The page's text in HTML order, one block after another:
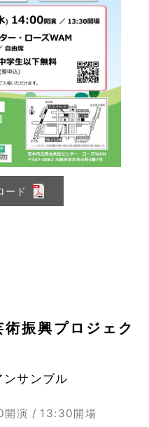
ード
振興プロジェク
サンブル
開演 / 13:30開場